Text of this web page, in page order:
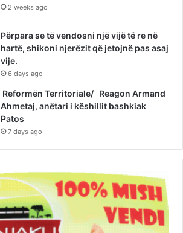
2 weeks ago
Përpara se të vendosni një vijë të re në
hartë, shikoni njerëzit që jetojnë pas asaj
vije.
6 days ago
Reformën Territoriale/ Reagon Armand
Ahmetaj, anëtari i këshillit bashkiak
Patos
7 days ago